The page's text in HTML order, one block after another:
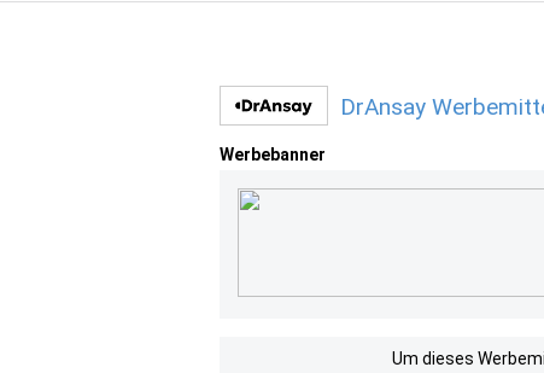
DrAnsay
Werbebanner
Um dieses